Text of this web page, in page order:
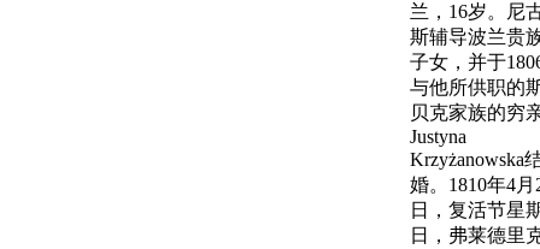
兰，16岁。尼
斯辅导波兰贵
子女，并于
与他所供职的
贝克家族的穷
Justyna
Krzyżanowska
婚。1810年4月
日，复活节星
日，弗莱德里